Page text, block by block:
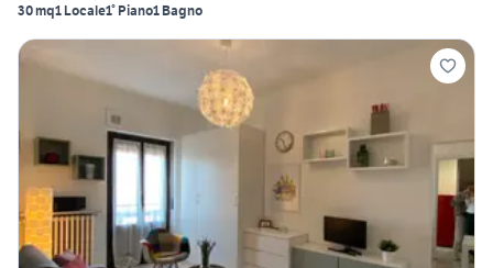
30 mq1 Locale1° Piano1 Bagno